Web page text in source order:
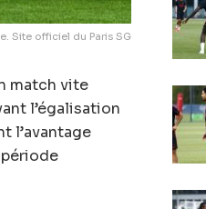
Site officiel du Paris SG
match vite
l’égalisation
l’avantage
période